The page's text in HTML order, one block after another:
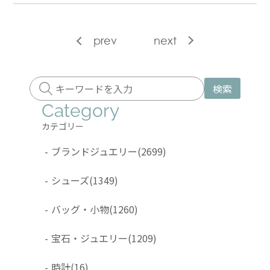
prev next
検索
Category
カテゴリー
- ブランドジュエリー(2699)
- シューズ(1349)
- バッグ・小物(1260)
- 宝石・ジュエリー(1209)
- 時計(16)